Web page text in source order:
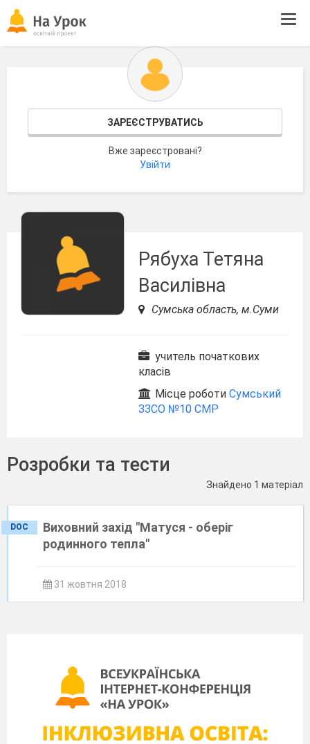
ЗАРЕЄСТРУВАТИСЬ
Вже зареєстровані?
Увійти
Рябуха Тетяна
Василівна
Сумська область, м.Суми
учитель початкових
класів
Місце роботи Сумський
ЗЗСО №10 СМР
Розробки та тести
Знайдено 1 матеріал
DOC
Виховний захід "Матуся - оберіг
родинного тепла"
31 жовтня 2018